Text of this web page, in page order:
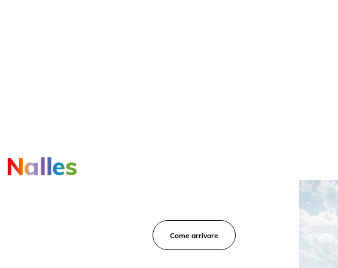
Nalles
Come arrivare